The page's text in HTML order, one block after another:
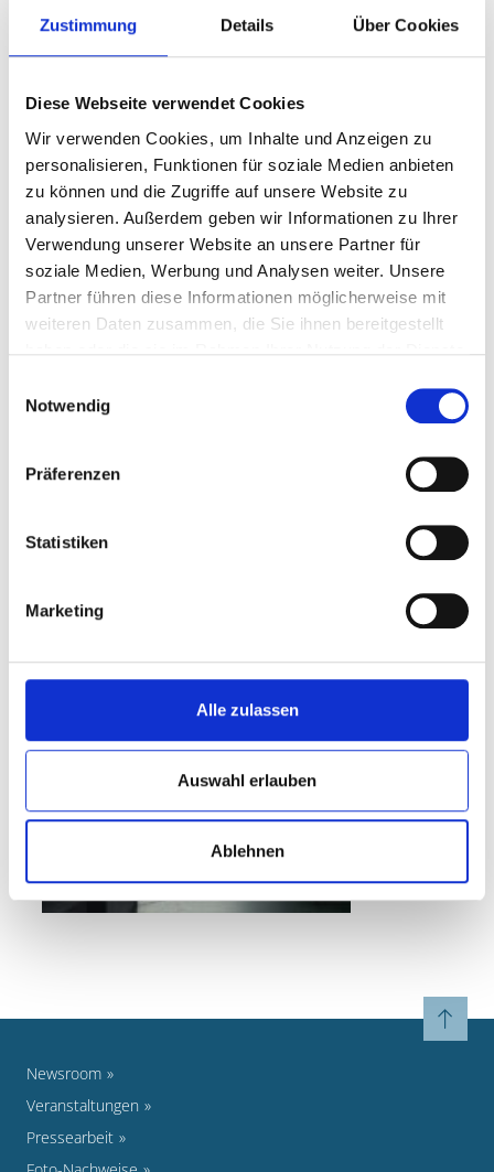
Zustimmung Details Über Cookies
Diese Webseite verwendet Cookies
Wir verwenden Cookies, um Inhalte und Anzeigen zu
personalisieren, Funktionen für soziale Medien anbieten
zu können und die Zugriffe auf unsere Website zu
analysieren. Außerdem geben wir Informationen zu Ihrer
Verwendung unserer Website an unsere Partner für
soziale Medien, Werbung und Analysen weiter. Unsere
Partner führen diese Informationen möglicherweise mit
weiteren Daten zusammen, die Sie ihnen bereitgestellt
Notwendig
Präferenzen
Statistiken
Marketing
Alle zulassen
Auswahl erlauben
Ablehnen
Tel.: 0208 825-9005
Fax: 0208 825-9133
E-Mail:kfz-zulassungsstelle@oberhausen.de
MEHR ZUM THEMA
Abmeldung
Anschriftenänderungen
Ausfuhrkennzeichen
Einfuhr aus dem Ausland
Halterauskünfte
Kurzzeitkennzeichen
Namensänderung
Neuzulassung
Oldtimerkennzeichen
Umschreibung innerhalb Oberhausens
Umschreibung von außerhalb
Wunschkennzeichen
Newsroom
Veranstaltungen
Pressearbeit